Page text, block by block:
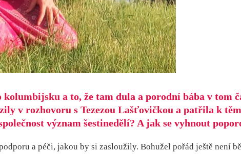
kolumbijsku a to, že tam dula a porodní bába v tom
v rozhovoru s Tezezou Lašťovičkou a patřila k
význam šestinedělí? A jak se vyhnout
a péči, jakou by si zasloužily. Bohužel pořád ještě není